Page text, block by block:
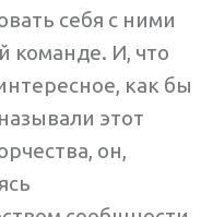
себя с ними
команде. И, что
как бы
этот
он,